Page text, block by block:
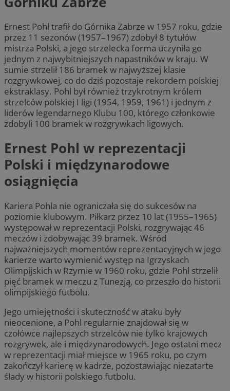
Ernest Pohl trafił do Górnika Zabrze w 1957 roku, gdzie
przez 11 sezonów (1957–1967) zdobył 8 tytułów
mistrza Polski, a jego strzelecka forma uczyniła go
jednym z najwybitniejszych napastników w kraju. W
sumie strzelił 186 bramek w najwyższej klasie
rozgrywkowej, co do dziś pozostaje rekordem polskiej
ekstraklasy. Pohl był również trzykrotnym królem
strzelców polskiej I ligi (1954, 1959, 1961) i jednym z
liderów legendarnego Klubu 100, którego członkowie
zdobyli 100 bramek w rozgrywkach ligowych.
Ernest Pohl w reprezentacji
Polski i międzynarodowe
osiągnięcia
Kariera Pohla nie ograniczała się do sukcesów na
poziomie klubowym. Piłkarz przez 10 lat (1955–1965)
występował w reprezentacji Polski, rozgrywając 46
meczów i zdobywając 39 bramek. Wśród
najważniejszych momentów reprezentacyjnych w jego
karierze warto wymienić występ na Igrzyskach
Olimpijskich w Rzymie w 1960 roku, gdzie Pohl strzelił
pięć bramek w meczu z Tunezją, co przeszło do historii
olimpijskiego futbolu.
Jego umiejętności i skuteczność w ataku były
nieocenione, a Pohl regularnie znajdował się w
czołówce najlepszych strzelców nie tylko krajowych
rozgrywek, ale i międzynarodowych. Jego ostatni mecz
w reprezentacji miał miejsce w 1965 roku, po czym
zakończył karierę w kadrze, pozostawiając niezatarte
ślady w historii polskiego futbolu.